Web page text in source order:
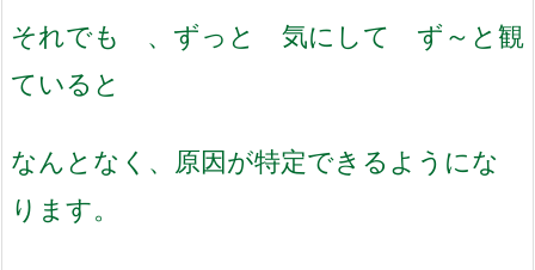
それでも 、ずっと 気にして ず～と観
ていると
なんとなく、原因が特定できるようにな
ります。